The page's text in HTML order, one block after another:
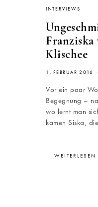
INTERVIEWS
Franziska
Klischee
1. FEBRUAR 2016
Vor ein paar
Begegnung –
wo lernt man
kamen Siska,
WEITERLESEN